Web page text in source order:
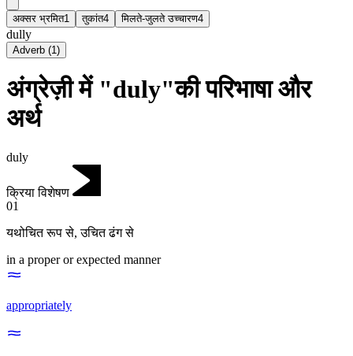
अक्सर भ्रमित1 तुकांत4 मिलते-जुलते उच्चारण4
dully
Adverb (1)
अंग्रेज़ी में "duly"की परिभाषा और
अर्थ
duly
क्रिया विशेषण
01
यथोचित रूप से,उचित ढंग से
in a proper or expected manner
appropriately